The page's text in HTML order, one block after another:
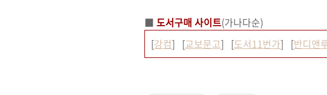
■ 도서구매 사이트(가나다순)
[강컴] [교보문고] [도서11번가] [반디앤